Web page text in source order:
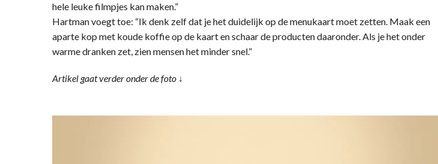
hele leuke filmpjes kan maken.”
Hartman voegt toe: “Ik denk zelf dat je het duidelijk op de menukaart moet zetten. Maak een
aparte kop met koude koffie op de kaart en schaar de producten daaronder. Als je het onder
warme dranken zet, zien mensen het minder snel.”
Artikel gaat verder onder de foto ↓